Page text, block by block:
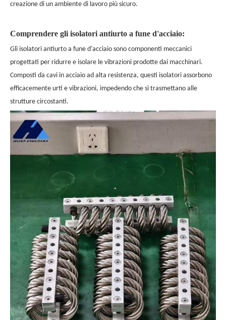
creazione di un ambiente di lavoro più sicuro.
Comprendere gli isolatori antiurto a fune d'acciaio:
Gli isolatori antiurto a fune d'acciaio sono componenti meccanici
progettati per ridurre e isolare le vibrazioni prodotte dai macchinari.
Composti da cavi in acciaio ad alta resistenza, questi isolatori assorbono
efficacemente urti e vibrazioni, impedendo che si trasmettano alle
strutture circostanti.